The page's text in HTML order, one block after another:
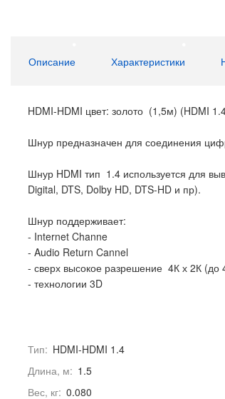
Описание Характеристики
HDMI-HDMI цвет: золото (1,5м) (HDMI
Шнур предназначен для соединения
Шнур HDMI тип 1.4 используется для
Digital, DTS, Dolby HD, DTS-HD и пр).
Шнур поддерживает:
- Internet Channe
- Audio Return Cannel
- сверх высокое разрешение 4К х 2К (до
- технологии 3D
Тип: HDMI-HDMI 1.4
Длина, м: 1.5
Вес, кг: 0.080